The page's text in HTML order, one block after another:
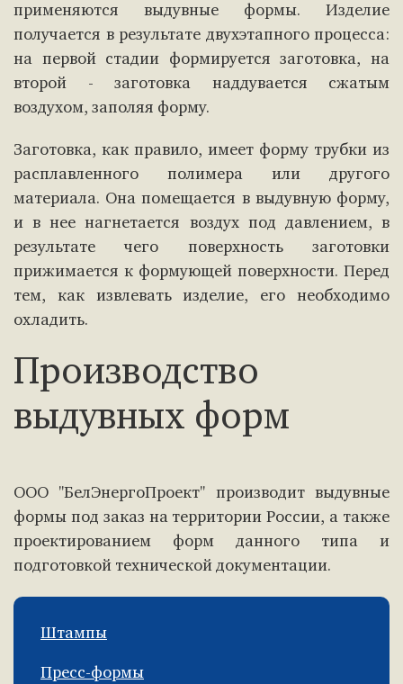
применяются выдувные формы. Изделие
получается в результате двухэтапного процесса:
на первой стадии формируется заготовка, на
второй - заготовка наддувается сжатым
воздухом, заполяя форму.
Заготовка, как правило, имеет форму трубки из
расплавленного полимера или другого
материала. Она помещается в выдувную форму,
и в нее нагнетается воздух под давлением, в
результате чего поверхность заготовки
прижимается к формующей поверхности. Перед
тем, как извлевать изделие, его необходимо
охладить.
Производство
выдувных форм
ООО "БелЭнергоПроект" производит выдувные
формы под заказ на территории России, а также
проектированием форм данного типа и
подготовкой технической документации.
Штампы
Пресс-формы